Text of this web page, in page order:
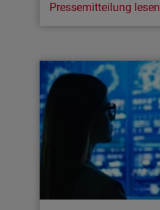
Pressemitteilung lesen